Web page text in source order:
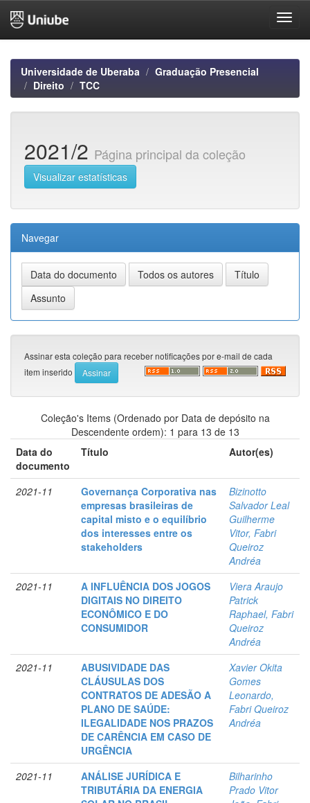
navigationUniversidade de Uberaba
Graduação Presencial
Direito
TCC
2021/2 Página principal da coleção
Visualizar estatísticas
Navegar
Assinar esta coleção para receber notificações por e-mail de cada
item inserido
Coleção's Items (Ordenado por Data de depósito na
Descendente ordem): 1 para 13 de 13
Data do
documento
Título Autor(es)
2021-11
Governança Corporativa nas
empresas brasileiras de
capital misto e o equilíbrio
dos interesses entre os
stakeholders
Bizinotto
Salvador Leal
Guilherme
Vitor, Fabri
Queiroz
Andréa
2021-11
A INFLUÊNCIA DOS JOGOS
DIGITAIS NO DIREITO
ECONÔMICO E DO
CONSUMIDOR
Viera Araujo
Patrick
Raphael, Fabri
Queiroz
Andréa
2021-11
ABUSIVIDADE DAS
CLÁUSULAS DOS
CONTRATOS DE ADESÃO A
PLANO DE SAÚDE:
ILEGALIDADE NOS PRAZOS
DE CARÊNCIA EM CASO DE
URGÊNCIA
Xavier Okita
Gomes
Leonardo,
Fabri Queiroz
Andréa
2021-11
ANÁLISE JURÍDICA E
TRIBUTÁRIA DA ENERGIA
Bilharinho
Prado Vitor